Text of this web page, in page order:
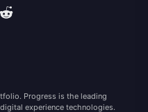
Progress is the leading
experience technologies.